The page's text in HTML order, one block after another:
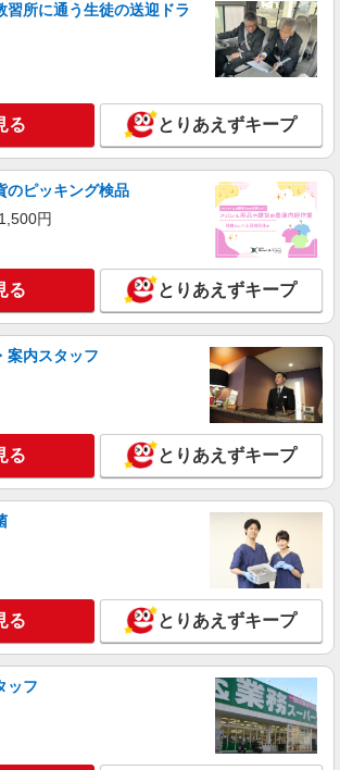
習所に通う生徒の送迎ドラ
る とりあえずキープ
のピッキング検品
円
る とりあえずキープ
案内スタッフ
る とりあえずキープ
る とりあえずキープ
ッフ